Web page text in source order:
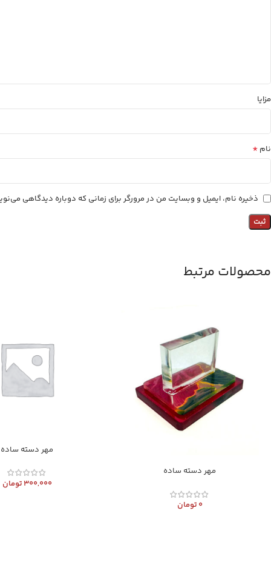
مزایا
نام *
ذخیره نام، ایمیل و وبسایت من در مرورگر برای زمانی که دوباره دیدگاهی
محصولات مرتبط
مهر دسته ساده
0 تومان
مهر دسته ساده
300,000تومان